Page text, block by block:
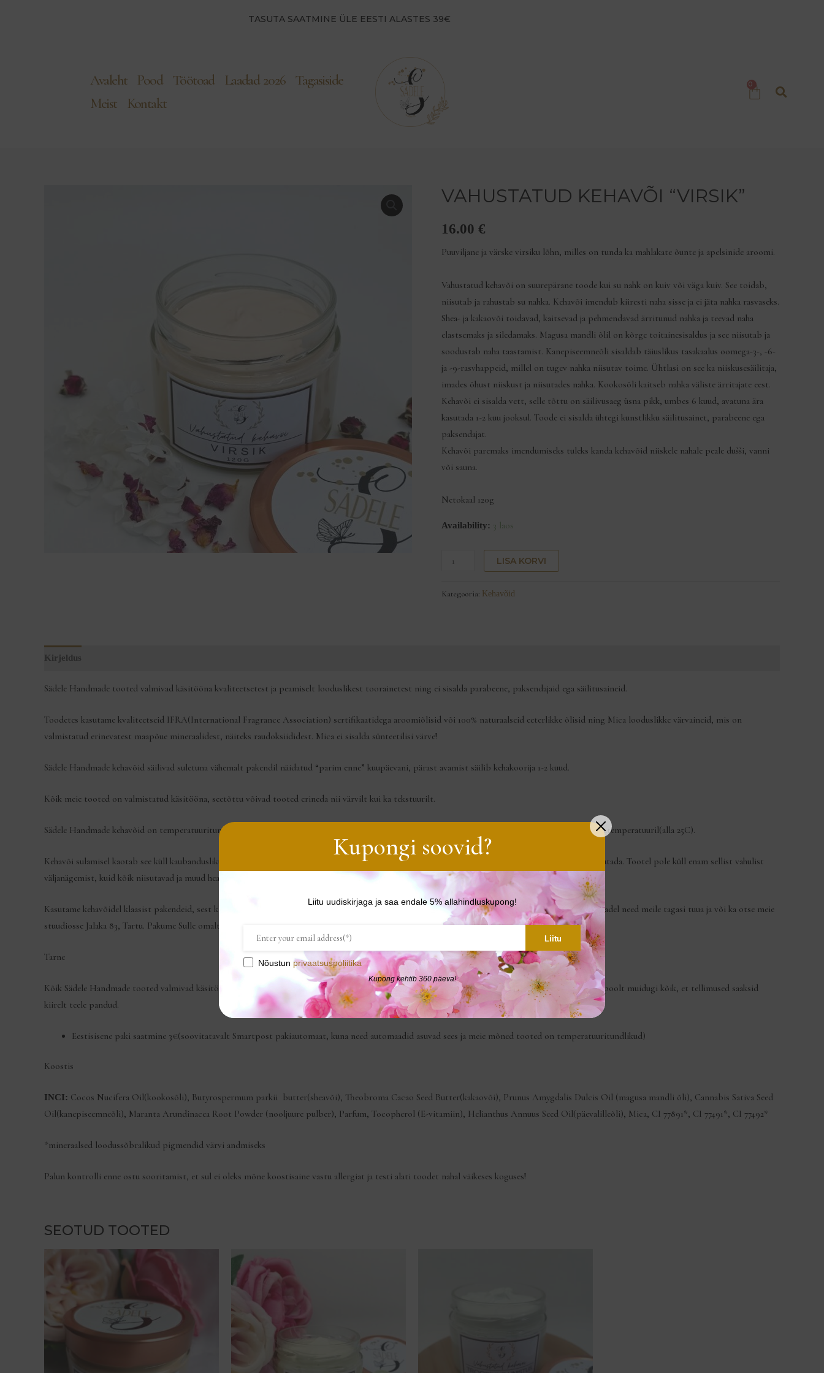
TASUTA SAATMINE ÜLE EESTI ALASTES 39€
Avaleht Pood Töötoad Laadad 2026 Tagasiside
Meist
Kontakt
VAHUSTATUD KEHAVÕI “VIRSIK”
16.00 €
Puuviljane ja värske virsiku lõhn, milles on tunda ka mahlakate õunte ja apelsinide aroomi.
Vahustatud kehavõi on suurepärane toode kui su nahk on kuiv või väga kuiv. See toidab,
niisutab ja rahustab su nahka. Kehavõi imendub kiiresti naha sisse ja ei jäta nahka rasvaseks.
Shea- ja kakaovõi toidavad, kaitsevad ja pehmendavad ärritunud nahka ja teevad naha
elastsemaks ja siledamaks. Magusa mandli õlil on kõrge toitainesisaldus ja see niisutab ja
soodustab naha taastamist. Kanepiseemneõli sisaldab täiuslikus tasakaalus oomega-3-, -6-
ja -9-rasvhappeid, millel on tugev nahka niisutav toime. Ühtlasi on see ka niiskusesäilitaja,
imades õhust niiskust ja niisutades nahka. Kookosõli kaitseb nahka väliste ärritajate eest.
Kehavõi ei sisalda vett, selle tõttu on säilivusaeg üsna pikk, umbes 6 kuud, avatuna ära
kasutada 1-2 kuu jooksul. Toode ei sisalda ühtegi kunstlikku säilitusainet, parabeene ega
paksendajat.
Kehavõi paremaks imendumiseks tuleks kanda kehavõid niiskele nahale peale dušši, vanni
või sauna.
Netokaal 120g
Availability: 3 laos
LISA KORVI
Kategooria: Kehavõid
Kirjeldus
Sädele Handmade tooted valmivad käsitööna kvaliteetsetest ja peamiselt looduslikest toorainetest ning ei sisalda parabeene, paksendajaid ega säilitusaineid.
Toodetes kasutame kvaliteetseid IFRA(International Fragrance Association) sertifikaatidega aroomiõlisid või 100% naturaalseid eeterlikke õlisid ning Mica looduslikke värvaineid, mis on
valmistatud erinevatest maapõue mineraalidest, näiteks raudoksiididest. Mica ei sisalda sünteetilisi värve!
Sädele Handmade kehavõid säilivad suletuna vähemalt pakendil näidatud “parim enne” kuupäevani, pärast avamist säilib kehakoorija 1-2 kuud.
Kõik meie tooted on valmistatud käsitööna, seetõttu võivad tooted erineda nii värvilt kui ka tekstuurilt.
Sädele Handmade kehavõid on temperatuuritundlikud, soovitame hoida neid eemal otsesest päikesevalgusest või soojusallikast ja säilitada kindlasti toatemperatuuril(alla 25C).
Kehavõi sulamisel kaotab see küll kaubandusliku välimuse, kuid kui kehavõi panna natukeseks külmkappi, siis saad seda pärast suurepäraselt uuesti kasutada. Tootel pole küll enam sellist vahulist
väljanägemist, kuid kõik niisutavad ja muud head omadused jäävad alles.
Kasutame kehavõidel klaasist pakendeid, sest klaas on hea valik keskkonna heaks! Ootame ka tagasi hästi hoitud ja pestud klaaspurke, võite näiteks laatadel need meile tagasi tuua ja või ka otse meie
stuudiosse Jalaka 83, Tartu. Pakume Sulle omalt poolt ka väikest allahindlust uute toodete soetamisel!
Tarne
Kõik Sädele Handmade tooted valmivad käsitööna, et kliendini jõuaks alati värske toode. Seetõttu võib tarne olla isegi kuni 5 päeva, aga teeme omalt poolt muidugi kõik, et tellimused saaksid
kiirelt teele pandud.
Eestisisene paki saatmine 3€(soovitatavalt Smartpost pakiautomaat, kuna need automaadid asuvad sees ja meie mõned tooted on temperatuuritundlikud)
Koostis
INCI: Cocos Nucifera Oil(kookosõli), Butyrospermum parkii butter(sheavõi), Theobroma Cacao Seed Butter(kakaovõi), Prunus Amygdalis Dulcis Oil (magusa mandli õli), Cannabis Sativa Seed
Oil(kanepiseemneõli), Maranta Arundinacea Root Powder (nooljuure pulber), Parfum, Tocopherol (E-vitamiin), Helianthus Annuus Seed Oil(päevalilleõli), Mica, CI 77891*, CI 77491*, CI 77492*
*mineraalsed loodussõbralikud pigmendid värvi andmiseks
Palun kontrolli enne ostu sooritamist, et sul ei oleks mõne koostisaine vastu allergiat ja testi alati toodet nahal väikeses koguses!
SEOTUD TOOTED
Kupongi soovid?
Liitu uudiskirjaga ja saa endale 5% allahindluskupong!
Liitu
Nõustun privaatsuspoliitika
Kupong kehtib 360 päeva!